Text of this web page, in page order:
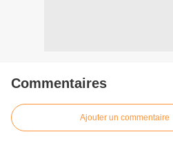
Commentaires
Ajouter un commentaire